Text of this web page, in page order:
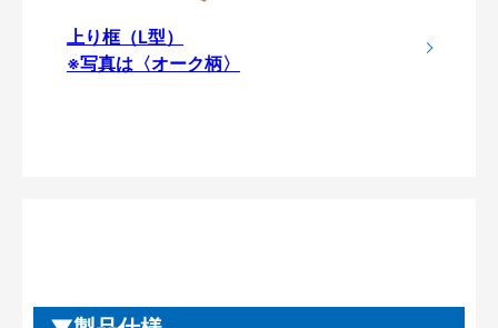
上り框（L型）
※写真は〈オーク柄〉